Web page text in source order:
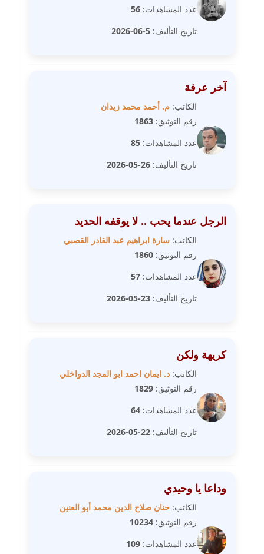
مدونة سالي علاء الدين
عاملة
مدونة سامح طلعت
عاملة
عاملة
مدونة سحر حسب الله
عاملة
عاملة
مدونة سلوى بدران
عاملة
مدونة سلوي جلال
عاملة
مدونة سماح حامد
عاملة
مدونة سمر ابراهيم
عدد المشاهدات: 56
تاريخ التأليف: 5-06-2026
آخر عرفة
الكاتب: م. أحمد محمد زيدان
رقم التوثيق: 1863
عدد المشاهدات: 85
تاريخ التأليف: 26-05-2026
الرجل عندما يحب .. لا يوقفه الحديد
الكاتب: سارة ابراهيم عبد القادر القصبي
رقم التوثيق: 1860
عدد المشاهدات: 57
تاريخ التأليف: 23-05-2026
كريهة ولكن
الكاتب: د. ايمان احمد ابو المجد الدواخلي
رقم التوثيق: 1829
عدد المشاهدات: 64
تاريخ التأليف: 22-05-2026
وداعا يا وحيدي
الكاتب: حنان صلاح الدين محمد أبو العنين
رقم التوثيق: 10234
عدد المشاهدات: 109